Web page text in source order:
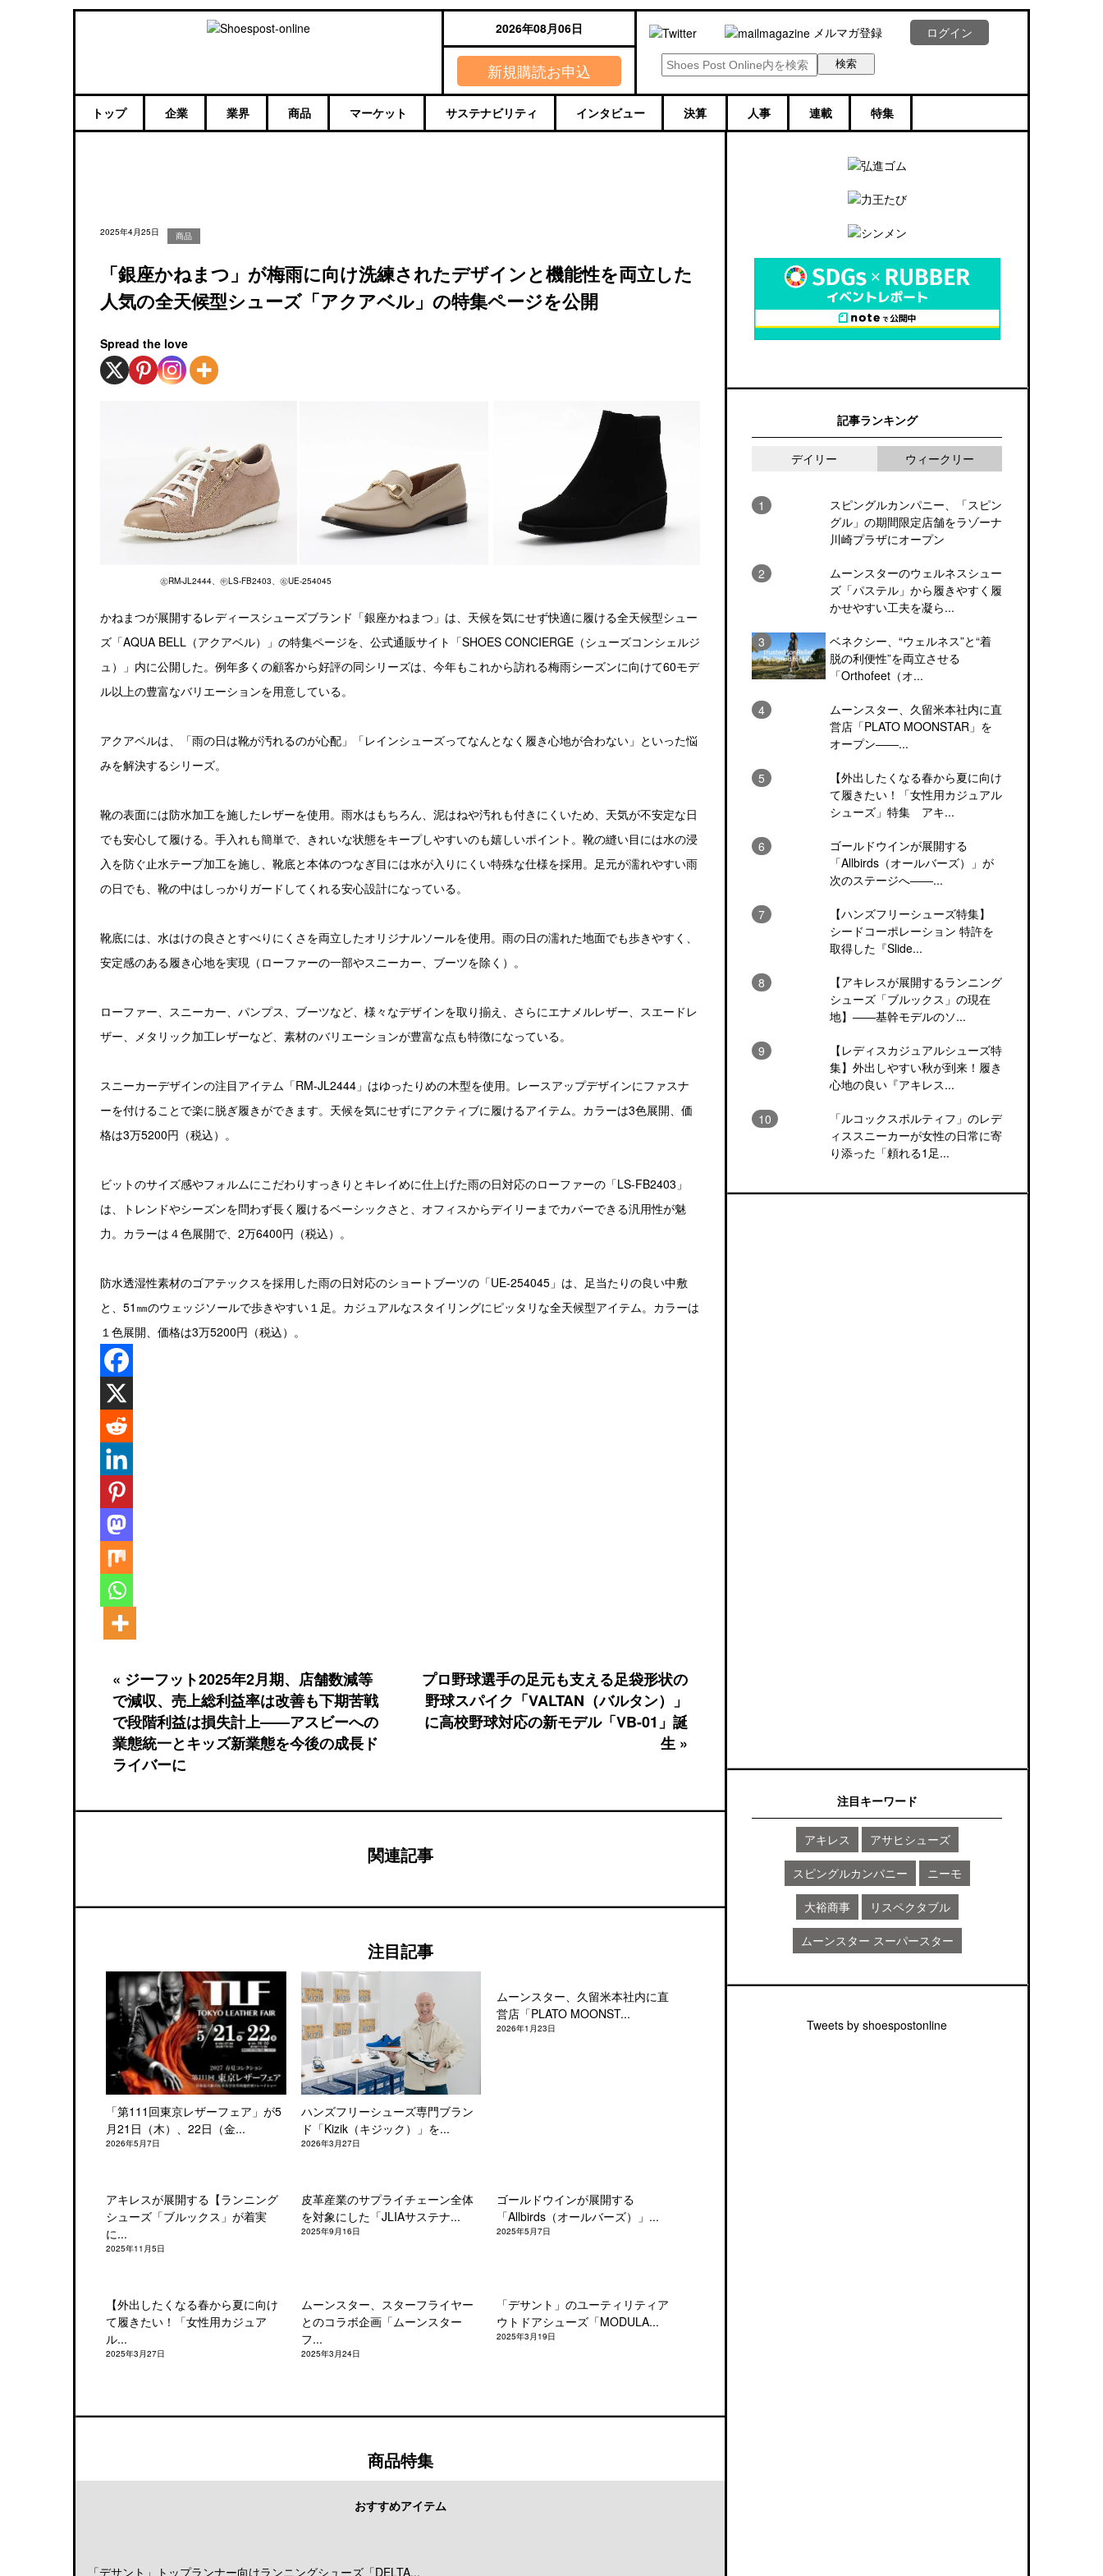
2026年08月06日
新規購読お申込
メルマガ登録 ログイン
トップ 企業 業界 商品 マーケット サステナビリティ インタビュー 決算 人事 連載 特集
2025年4月25日 商品
「銀座かねまつ」が梅雨に向け洗練されたデザインと機能性を両立した
人気の全天候型シューズ「アクアベル」の特集ページを公開
Spread the love
㊧RM-JL2444、㊥LS-FB2403、㊨UE-254045
かねまつが展開するレディースシューズブランド「銀座かねまつ」は、天候を気にせず快適に履ける全天候型シュー
ズ「AQUA BELL（アクアベル）」の特集ページを、公式通販サイト「SHOES CONCIERGE（シューズコンシェルジ
ュ）」内に公開した。例年多くの顧客から好評の同シリーズは、今年もこれから訪れる梅雨シーズンに向けて60モデ
ル以上の豊富なバリエーションを用意している。
アクアベルは、「雨の日は靴が汚れるのが心配」「レインシューズってなんとなく履き心地が合わない」といった悩
みを解決するシリーズ。
靴の表面には防水加工を施したレザーを使用。雨水はもちろん、泥はねや汚れも付きにくいため、天気が不安定な日
でも安心して履ける。手入れも簡単で、きれいな状態をキープしやすいのも嬉しいポイント。靴の縫い目には水の浸
入を防ぐ止水テープ加工を施し、靴底と本体のつなぎ目には水が入りにくい特殊な仕様を採用。足元が濡れやすい雨
の日でも、靴の中はしっかりガードしてくれる安心設計になっている。
靴底には、水はけの良さとすべりにくさを両立したオリジナルソールを使用。雨の日の濡れた地面でも歩きやすく、
安定感のある履き心地を実現（ローファーの一部やスニーカー、ブーツを除く）。
ローファー、スニーカー、パンプス、ブーツなど、様々なデザインを取り揃え、さらにエナメルレザー、スエードレ
ザー、メタリック加工レザーなど、素材のバリエーションが豊富な点も特徴になっている。
スニーカーデザインの注目アイテム「RM-JL2444」はゆったりめの木型を使用。レースアップデザインにファスナ
ーを付けることで楽に脱ぎ履きができます。天候を気にせずにアクティブに履けるアイテム。カラーは3色展開、価
格は3万5200円（税込）。
ビットのサイズ感やフォルムにこだわりすっきりとキレイめに仕上げた雨の日対応のローファーの「LS-FB2403」
は、トレンドやシーズンを問わず長く履けるベーシックさと、オフィスからデイリーまでカバーできる汎用性が魅
力。カラーは４色展開で、2万6400円（税込）。
防水透湿性素材のゴアテックスを採用した雨の日対応のショートブーツの「UE-254045」は、足当たりの良い中敷
と、51㎜のウェッジソールで歩きやすい１足。カジュアルなスタイリングにピッタリな全天候型アイテム。カラーは
１色展開、価格は3万5200円（税込）。
« ジーフット2025年2月期、店舗数減等
で減収、売上総利益率は改善も下期苦戦
で段階利益は損失計上――アスビーへの
業態統一とキッズ新業態を今後の成長ド
ライバーに
プロ野球選手の足元も支える足袋形状の
野球スパイク「VALTAN（バルタン）」
に高校野球対応の新モデル「VB-01」誕
生 »
関連記事
注目記事
「第111回東京レザーフェア」が5
月21日（木）、22日（金...
2026年5月7日
ハンズフリーシューズ専門ブラン
ド「Kizik（キジック）」を...
2026年3月27日
ムーンスター、久留米本社内に直
営店「PLATO MOONST...
2026年1月23日
アキレスが展開する【ランニング
シューズ「ブルックス」が着実
に...
2025年11月5日
皮革産業のサプライチェーン全体
を対象にした「JLIAサステナ...
2025年9月16日
ゴールドウインが展開する
「Allbirds（オールバーズ）」...
2025年5月7日
【外出したくなる春から夏に向け
て履きたい！「女性用カジュア
ル...
2025年3月27日
ムーンスター、スターフライヤー
とのコラボ企画「ムーンスター
フ...
2025年3月24日
「デサント」のユーティリティア
ウトドアシューズ「MODULA...
2025年3月19日
商品特集
おすすめアイテム
「デサント」トップランナー向けランニングシューズ「DELTA...
記事ランキング
デイリー ウィークリー
スピングルカンパニー、「スピン
グル」の期間限定店舗をラゾーナ
川崎プラザにオープン
ムーンスターのウェルネスシュー
ズ「パステル」から履きやすく履
かせやすい工夫を凝ら...
ベネクシー、“ウェルネス”と“着
脱の利便性”を両立させる
「Orthofeet（オ...
ムーンスター、久留米本社内に直
営店「PLATO MOONSTAR」を
オープン――...
【外出したくなる春から夏に向け
て履きたい！「女性用カジュアル
シューズ」特集 アキ...
ゴールドウインが展開する
「Allbirds（オールバーズ）」が
次のステージへ――...
【ハンズフリーシューズ特集】
シードコーポレーション 特許を
取得した『Slide...
【アキレスが展開するランニング
シューズ「ブルックス」の現在
地】――基幹モデルのソ...
【レディスカジュアルシューズ特
集】外出しやすい秋が到来！履き
心地の良い『アキレス...
「ルコックスポルティフ」のレデ
ィススニーカーが女性の日常に寄
り添った「頼れる1足...
注目キーワード
アキレス アサヒシューズ
スピングルカンパニー ニーモ
大裕商事 リスペクタブル
ムーンスター スーパースター
Tweets by shoespostonline